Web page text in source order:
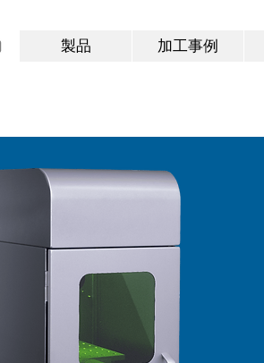
製品 加工事例